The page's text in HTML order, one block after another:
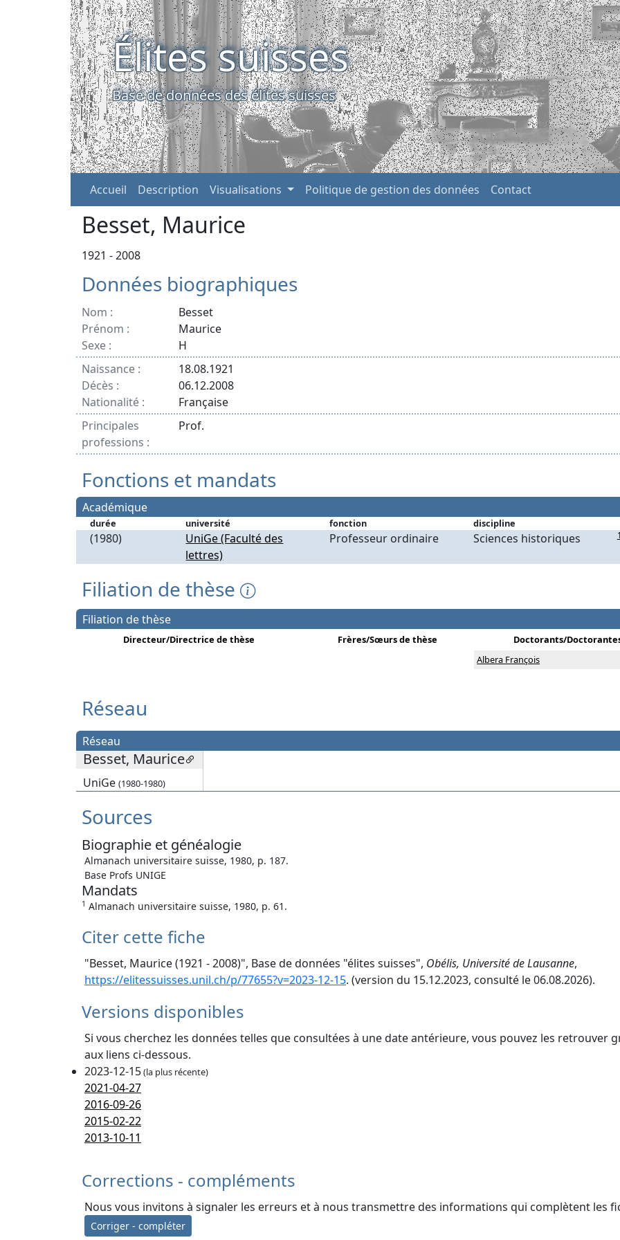
Élites suisses
Base de données des élites suisses
Accueil Description Visualisations Politique de gestion des données Contact
Besset, Maurice
1921 - 2008
Données biographiques
Nom :
Besset
Prénom :
Maurice
Sexe :
H
Naissance :
18.08.1921
Décès :
06.12.2008
Nationalité :
Française
Principales
professions :
Prof.
Fonctions et mandats
Académique
durée université fonction discipline
(1980)
UniGe (Faculté des
lettres)
Professeur ordinaire Sciences historiques
Filiation de thèse
Filiation de thèse
Directeur/Directrice de thèse Frères/Sœurs de thèse
Doctorants/
Albera François
Réseau
Réseau
Besset, Maurice
UniGe (1980-1980)
Sources
Biographie et généalogie
Almanach universitaire suisse, 1980, p. 187.
Base Profs UNIGE
Mandats
1 Almanach universitaire suisse, 1980, p. 61.
Citer cette fiche
"Besset, Maurice (1921 - 2008)", Base de données "élites suisses", Obélis, Université de Lausanne,
https://elitessuisses.unil.ch/p/77655?v=2023-12-15. (version du 15.12.2023, consulté le 06.08.2026).
Versions disponibles
Si vous cherchez les données telles que consultées à une date antérieure, vous pouvez les retrouver
aux liens ci-dessous.
2023-12-15(la plus récente)
2021-04-27
2016-09-26
2015-02-22
2013-10-11
Corrections - compléments
Nous vous invitons à signaler les erreurs et à nous transmettre des informations qui complètent les
Corriger - compléter